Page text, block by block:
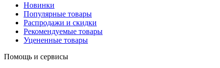
Новинки
Популярные товары
Распродажи и скидки
Рекомендуемые товары
Уцененные товары
Помощь и сервисы